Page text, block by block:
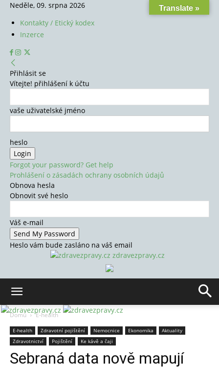
Neděle, 09. srpna 2026
Kontakty / Etický kodex
Inzerce
Přihlásit se
Vítejte! přihlášení k účtu
vaše uživatelské jméno
heslo
Forgot your password? Get help
Prohlášení o zásadách ochrany osobních údajů
Obnova hesla
Obnovit své heslo
Váš e-mail
Heslo vám bude zasláno na váš email
zdravezpravy.cz
Domů E-health
E-health Zdravotní pojištění Nemocnice Ekonomika
Aktuality
Zdravotnictví
Pojištění Ke kávě a čaji
Sebraná data nově mapují
Translate »